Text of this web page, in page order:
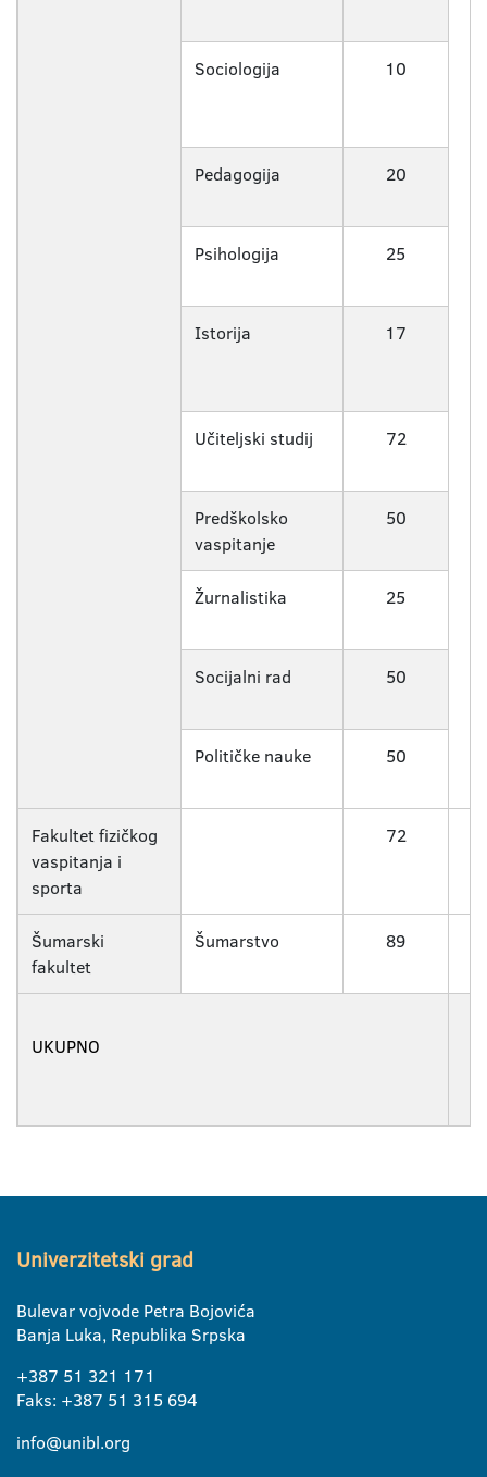
Sociologija 10
Pedagogija 20
Psihologija 25
Istorija 17
Učiteljski studij 72
Predškolsko
vaspitanje
50
Žurnalistika 25
Socijalni rad 50
Političke nauke 50
Fakultet fizičkog
vaspitanja i
sporta
72
Šumarski
fakultet
Šumarstvo 89
UKUPNO
Univerzitetski grad
Bulevar vojvode Petra Bojovića
Banja Luka, Republika Srpska
+387 51 321 171
Faks: +387 51 315 694
info@unibl.org